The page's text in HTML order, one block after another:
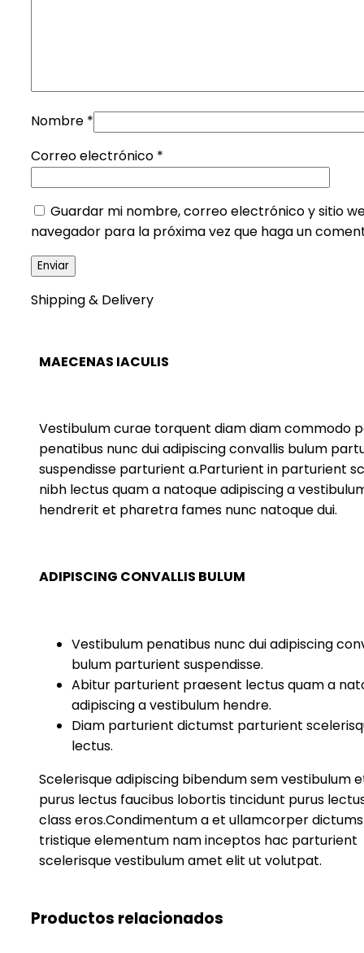
Nombre *
Correo electrónico *
Guardar mi nombre, correo electrónico y sitio
navegador para la próxima vez que haga un
Shipping & Delivery
MAECENAS IACULIS
Vestibulum curae torquent diam diam commodo
penatibus nunc dui adipiscing convallis bulum
suspendisse parturient a.Parturient in parturient
nibh lectus quam a natoque adipiscing a
hendrerit et pharetra fames nunc natoque dui.
ADIPISCING CONVALLIS BULUM
Vestibulum penatibus nunc dui adipiscing
bulum parturient suspendisse.
Abitur parturient praesent lectus quam a
adipiscing a vestibulum hendre.
Diam parturient dictumst parturient
lectus.
Scelerisque adipiscing bibendum sem vestibulum
purus lectus faucibus lobortis tincidunt purus
class eros.Condimentum a et ullamcorper
tristique elementum nam inceptos hac parturient
scelerisque vestibulum amet elit ut volutpat.
Productos relacionados